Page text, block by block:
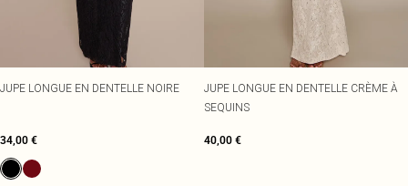
JUPE LONGUE EN DENTELLE NOIRE
34,00 €
JUPE LONGUE EN DENTELLE CRÈME À
SEQUINS
40,00 €